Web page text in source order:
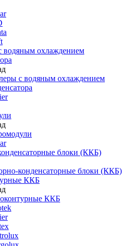
водяным охлаждением
с водяным охлаждением
блоки (ККБ)
конденсаторные блоки (ККБ)
ККБ
ККБ